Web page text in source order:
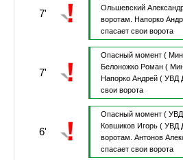
7'
Ольшевский
воротам.
Напорко
спасает свои ворота
7'
Опасный момент (
Белоножко Роман(
Напорко Андрей( УВД
свои ворота
6'
Опасный момент ( УВД
Ковшиков Игорь( УВД
воротам. Антонов
спасает свои ворота